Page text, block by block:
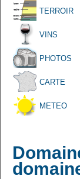
TERROIR
VINS
PHOTOS
CARTE
METEO